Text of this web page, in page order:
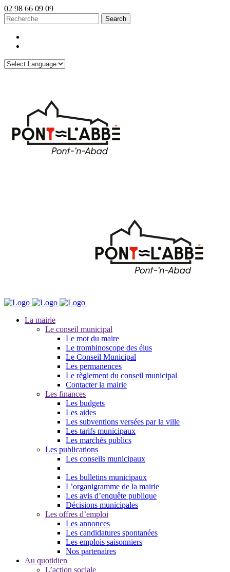
02 98 66 09 09
La mairie
Le conseil municipal
Le mot du maire
Le trombinoscope des élus
Le Conseil Municipal
Les permanences
Le règlement du conseil municipal
Contacter la mairie
Les finances
Les budgets
Les aides
Les subventions versées par la ville
Les tarifs municipaux
Les marchés publics
Les publications
Les conseils municipaux
Les bulletins municipaux
L’organigramme de la mairie
Les avis d’enquête publique
Décisions municipales
Les offres d’emploi
Les annonces
Les candidatures spontanées
Les emplois saisonniers
Nos partenaires
Au quotidien
L’action sociale